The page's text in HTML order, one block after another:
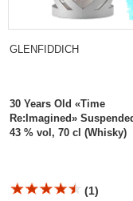
GLENFIDDICH
30 Years Old «Time
Re:Imagined»
43 % vol, 70 cl (Whisky)
(1)